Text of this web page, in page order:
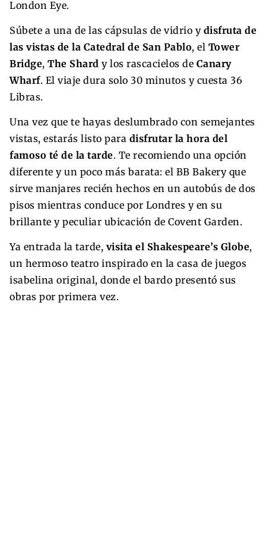
London Eye.
Súbete a una de las cápsulas de vidrio ydisfruta de
las vistas de la Catedral de San Pablo, el Tower
Bridge, The Shard y los rascacielos de Canary
Wharf. El viaje dura solo 30 minutos y cuesta 36
Libras.
Una vez que te hayas deslumbrado con semejantes
vistas, estarás listo para disfrutar la hora del
famoso té de la tarde. Te recomiendo una opción
diferente y un poco más barata: el BB Bakery que
sirve manjares recién hechos en un autobús de dos
pisos mientras conduce por Londres y en su
brillante y peculiar ubicación de Covent Garden.
Ya entrada la tarde, visita el Shakespeare’s Globe,
un hermoso teatro inspirado en la casa de juegos
isabelina original, donde el bardo presentó sus
obras por primera vez.